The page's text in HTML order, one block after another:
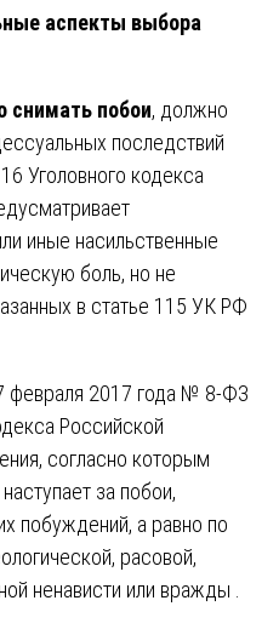
аспекты выбора
снимать побои, должно
последствий
Уголовного кодекса
иные насильственные
боль, но не
в статье 115 УК РФ
февраля 2017 года № 8-ФЗ
Российской
согласно которым
за побои,
побуждений, а равно по
расовой,
ненависти или вражды .